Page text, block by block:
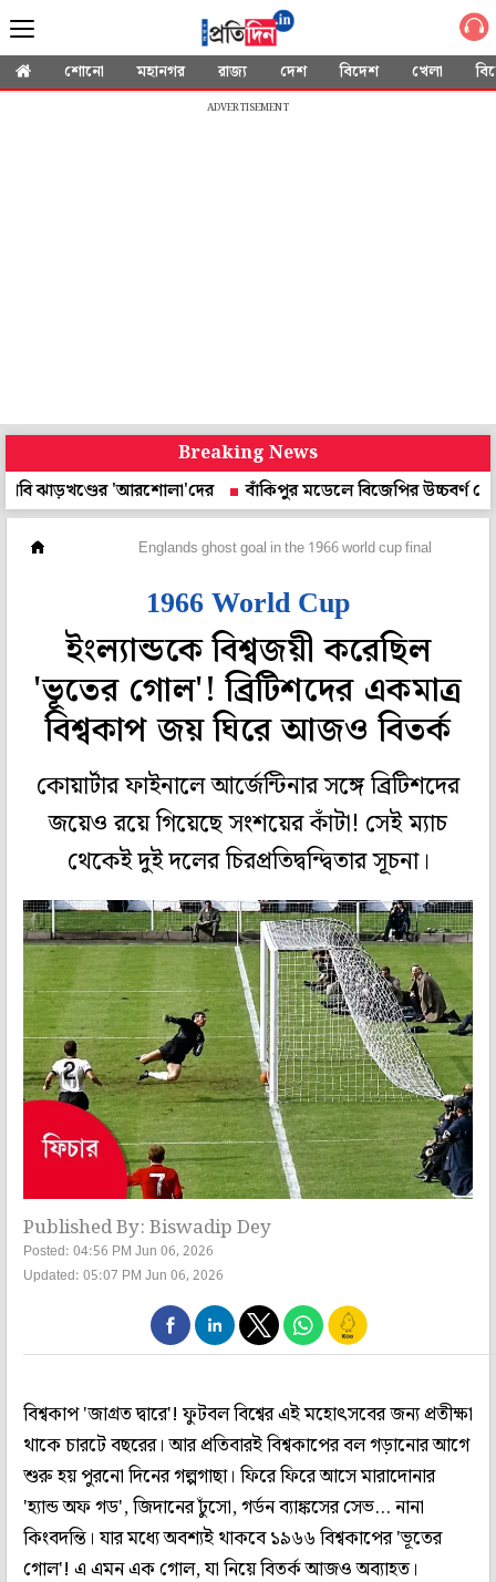
শোনো মহানগর রাজ্য দেশ বিদেশ খেলা
ADVERTISEMENT
Breaking News
'আরশোলা'দের
বাঁকিপুর মডেলে বিজেপির উচ্চবর্ণ ভোটব্যাঙ্কে
Englands ghost goal in the 1966 world cup final
1966 World Cup
ইংল্যান্ডকে বিশ্বজয়ী করেছিল
'ভূতের গোল'! ব্রিটিশদের একমাত্র
বিশ্বকাপ জয় ঘিরে আজও বিতর্ক
কোয়ার্টার ফাইনালে আর্জেন্টিনার সঙ্গে ব্রিটিশদের
জয়েও রয়ে গিয়েছে সংশয়ের কাঁটা! সেই ম্যাচ
থেকেই দুই দলের চিরপ্রতিদ্বন্দ্বিতার সূচনা।
Published By: Biswadip Dey
Posted: 04:56 PM Jun 06, 2026
Updated: 05:07 PM Jun 06, 2026
বিশ্বকাপ 'জাগ্রত দ্বারে'! ফুটবল বিশ্বের এই মহোৎসবের জন্য প্রতীক্ষা
থাকে চারটে বছরের। আর প্রতিবারই বিশ্বকাপের বল গড়ানোর আগে
শুরু হয় পুরনো দিনের গল্পগাছা। ফিরে ফিরে আসে মারাদোনার
'হ্যান্ড অফ গড', জিদানের ঢুঁসো, গর্ডন ব্যাঙ্কসের সেভ... নানা
কিংবদন্তি। যার মধ্যে অবশ্যই থাকবে ১৯৬৬ বিশ্বকাপের 'ভূতের
গোল'! এ এমন এক গোল, যা নিয়ে বিতর্ক আজও অব্যাহত।